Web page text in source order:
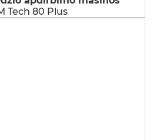
Tech 80 Plus